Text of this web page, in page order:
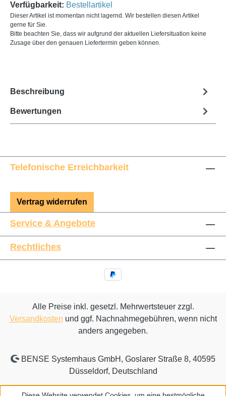
Verfügbarkeit: Bestellartikel
Dieser Artikel ist momentan nicht lagernd. Wir bestellen diesen Artikel
gerne für Sie.
Bitte beachten Sie, dass wir aufgrund der aktuellen Liefersituation keine
Zusage über den genauen Liefertermin geben können.
Beschreibung
Bewertungen
Telefonische Erreichbarkeit
Vertrag widerrufen
Service & Angebote
Rechtliches
Alle Preise inkl. gesetzl. Mehrwertsteuer zzgl.
Versandkosten und ggf. Nachnahmegebühren, wenn nicht
anders angegeben.
BENSE Systemhaus GmbH, Goslarer Straße 8, 40595
Düsseldorf, Deutschland